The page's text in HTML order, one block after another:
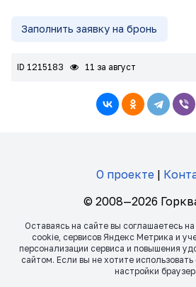
Заполнить заявку на бронь
ID 1215183 11 за август
О проекте |
© 2008—2026
Оставаясь на сайте вы соглашаетесь
сookie, сервисов Яндекс Метрика и
персонализации сервиса и повышения
сайтом. Если вы не хотите
настройки